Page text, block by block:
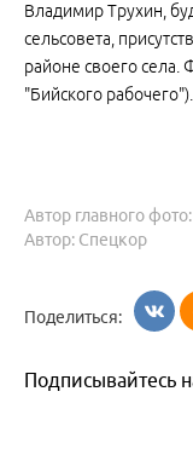
Владимир Трухин,
сельсовета,
районе своего села.
"Бийского рабочего").
Автор: Спецкор
Автор главного
Поделиться:
Подписывайтесь